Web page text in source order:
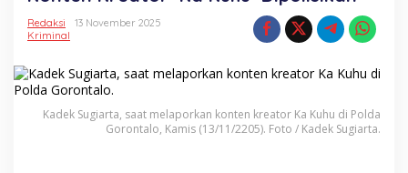
Izin,
Konten
Kuhu'
Dipolisikan
Redaksi
13 November 2025
Kriminal
Kadek Sugiarta, saat melaporkan konten kreator Ka Kuhu di Polda
Gorontalo, Kamis (13/11/2205). Foto / Kadek Sugiarta.